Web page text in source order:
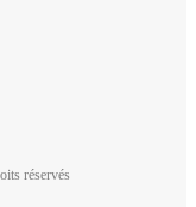
réservés